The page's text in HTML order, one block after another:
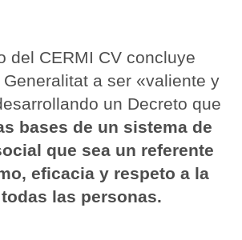
del CERMI CV concluye
a ser «valiente y
un Decreto que
bases de un sistema de
que sea un referente
eficacia y respeto a la
las personas.